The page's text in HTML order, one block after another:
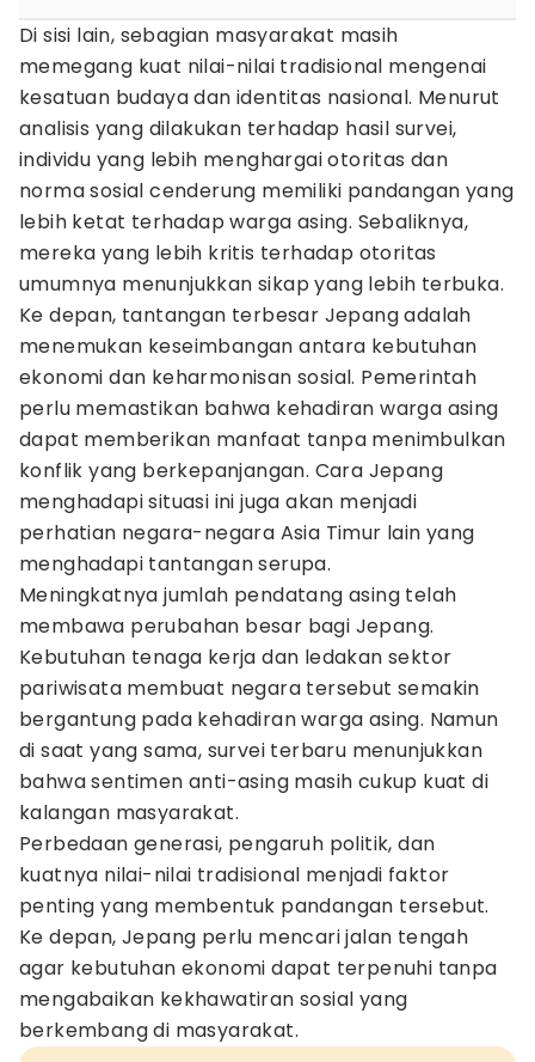
Di sisi lain, sebagian masyarakat masih
memegang kuat nilai-nilai tradisional mengenai
kesatuan budaya dan identitas nasional. Menurut
analisis yang dilakukan terhadap hasil survei,
individu yang lebih menghargai otoritas dan
norma sosial cenderung memiliki pandangan yang
lebih ketat terhadap warga asing. Sebaliknya,
mereka yang lebih kritis terhadap otoritas
umumnya menunjukkan sikap yang lebih terbuka.
Ke depan, tantangan terbesar Jepang adalah
menemukan keseimbangan antara kebutuhan
ekonomi dan keharmonisan sosial. Pemerintah
perlu memastikan bahwa kehadiran warga asing
dapat memberikan manfaat tanpa menimbulkan
konflik yang berkepanjangan. Cara Jepang
menghadapi situasi ini juga akan menjadi
perhatian negara-negara Asia Timur lain yang
menghadapi tantangan serupa.
Meningkatnya jumlah pendatang asing telah
membawa perubahan besar bagi Jepang.
Kebutuhan tenaga kerja dan ledakan sektor
pariwisata membuat negara tersebut semakin
bergantung pada kehadiran warga asing. Namun
di saat yang sama, survei terbaru menunjukkan
bahwa sentimen anti-asing masih cukup kuat di
kalangan masyarakat.
Perbedaan generasi, pengaruh politik, dan
kuatnya nilai-nilai tradisional menjadi faktor
penting yang membentuk pandangan tersebut.
Ke depan, Jepang perlu mencari jalan tengah
agar kebutuhan ekonomi dapat terpenuhi tanpa
mengabaikan kekhawatiran sosial yang
berkembang di masyarakat.